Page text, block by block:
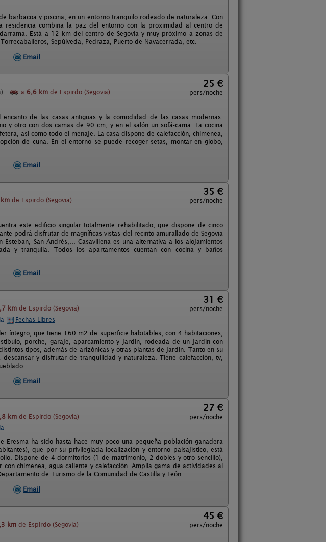
barbacoa y piscina, en un entorno tranquilo rodeado de naturaleza. Con
residencia combina la paz del entorno con la proximidad al centro de
Está a 12 km del centro de Segovia y muy próximo a zonas de
Sepúlveda, Pedraza, Puerto de Navacerrada, etc.
Email
a 6,6 km de Espirdo (Segovia)
25 €
pers/noche
de las casas antiguas y la comodidad de las casas modernas.
y otro con dos camas de 90 cm, y en el salón un sofá-cama. La cocina
así como todo el menaje. La casa dispone de calefacción, chimenea,
de cuna. En el entorno se puede recoger setas, montar en globo,
Email
de Espirdo (Segovia)
35 €
pers/noche
este edificio singular totalmente rehabilitado, que dispone de cinco
podrá disfrutar de magníficas vistas del recinto amurallado de Segovia
San Andrés,... Casavillena es una alternativa a los alojamientos
y tranquila. Todos los apartamentos cuentan con cocina y baños
Email
km de Espirdo (Segovia)
31 €
pers/noche
Fechas Libres
íntegro, que tiene 160 m2 de superficie habitables, con 4 habitaciones,
porche, garaje, aparcamiento y jardín, rodeada de un jardín con
tipos, además de arizónicas y otras plantas de jardín. Tanto en su
y disfrutar de tranquilidad y naturaleza. Tiene calefacción, tv,
Email
km de Espirdo (Segovia)
27 €
pers/noche
Eresma ha sido hasta hace muy poco una pequeña población ganadera
que por su privilegiada localización y entorno paisajístico, está
Dispone de 4 dormitorios (1 de matrimonio, 2 dobles y otro sencillo),
chimenea, agua caliente y calefacción. Amplia gama de actividades al
de Turismo de la Comunidad de Castilla y León.
Email
km de Espirdo (Segovia)
45 €
pers/noche